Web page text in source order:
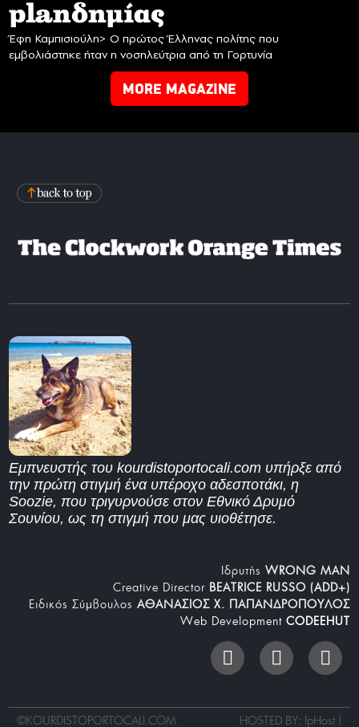
planδημίας
Έφη Καμπισιούλη> Ο πρώτος Έλληνας πολίτης που
εμβολιάστηκε ήταν η νοσηλεύτρια από τη Γορτυνία
MORE MAGAZINE
Εμπνευστής του kourdistoportocali.com υπήρξε από
την πρώτη στιγμή ένα υπέροχο αδεσποτάκι, η
Soozie, που τριγυρνούσε στον Εθνικό Δρυμό
Σουνίου, ως τη στιγμή που μας υιοθέτησε.
Iδρυτής WRONG MAN
Creative Director BEATRICE RUSSO (ADD+)
Ειδικός Σύμβουλος ΑΘΑΝΑΣΙΟΣ Χ. ΠΑΠΑΝΔΡΟΠΟΥΛΟΣ
Web Development CODEEHUT
©KOURDISTOPORTOCALI.COM HOSTED BY: IpHost |